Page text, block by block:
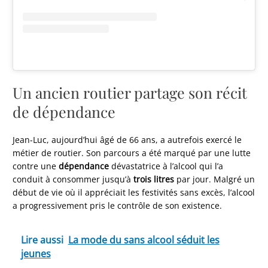
Un ancien routier partage son récit
de dépendance
Jean-Luc, aujourd’hui âgé de 66 ans, a autrefois exercé le
métier de routier. Son parcours a été marqué par une lutte
contre unedépendance dévastatrice à l’alcool qui l’a
conduit à consommer jusqu’àtrois litres par jour. Malgré un
début de vie où il appréciait les festivités sans excès, l’alcool
a progressivement pris le contrôle de son existence.
Lire aussi La mode du sans alcool séduit les
jeunes